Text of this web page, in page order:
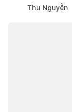
Thu Nguyễn